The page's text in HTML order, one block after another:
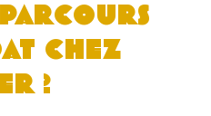
CHEZ
?